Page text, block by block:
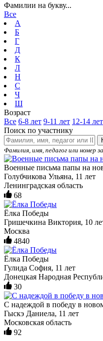
Фамилии на букву...
Все
А
Б
Г
Д
К
Л
Н
С
Ч
Ш
Возраст
Все 6-8 лет 9-11 лет 12-14 лет
Поиск по участнику
Фамилия, имя, педагог или номер
Военные письма папы на
Голубчикова Ульяна, 11 лет
Ленинградская область
68
Ёлка Победы
Гришечкина Виктория, 10
Москва
4840
Ëлка Победы
Гулида София, 11 лет
Донецкая Народная
30
С надеждой в победу в
Гыскэ Даниела, 11 лет
Московская область
92